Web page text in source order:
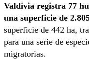
Valdivia registra 77
una superficie de
superficie de 442 ha,
para una serie de
migratorias.